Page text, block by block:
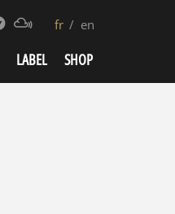
fr en
LABEL SHOP